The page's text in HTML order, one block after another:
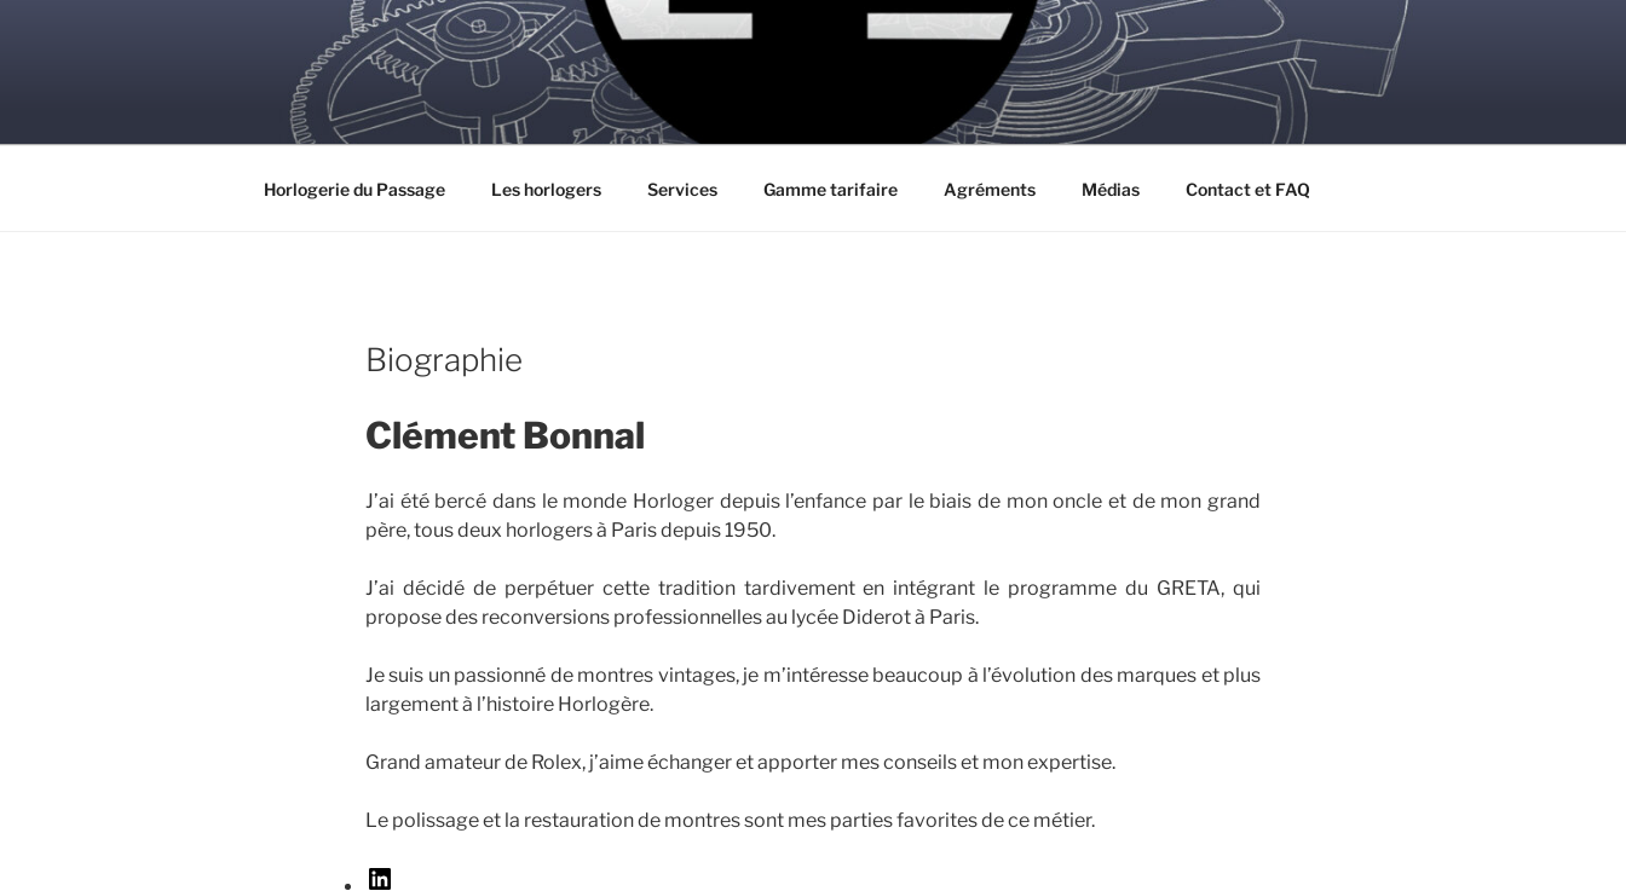
Horlogerie du Passage Les horlogers Services Gamme tarifaire Agréments Médias Contact et FAQ
Biographie
Clément Bonnal
J’ai été bercé dans le monde Horloger depuis l’enfance par le biais de mon oncle et de mon grand
père, tous deux horlogers à Paris depuis 1950.
J’ai décidé de perpétuer cette tradition tardivement en intégrant le programme du GRETA, qui
propose des reconversions professionnelles au lycée Diderot à Paris.
Je suis un passionné de montres vintages, je m’intéresse beaucoup à l’évolution des marques et plus
largement à l’histoire Horlogère.
Grand amateur de Rolex, j’aime échanger et apporter mes conseils et mon expertise.
Le polissage et la restauration de montres sont mes parties favorites de ce métier.